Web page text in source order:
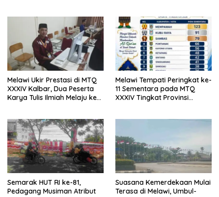
Melawi Ukir Prestasi di MTQ
XXXIV Kalbar, Dua Peserta
Karya Tulis Ilmiah Melaju ke
Melawi Tempati Peringkat ke-
11 Sementara pada MTQ
XXXIV Tingkat Provinsi
Semarak HUT RI ke-81,
Pedagang Musiman Atribut
Suasana Kemerdekaan Mulai
Terasa di Melawi, Umbul-